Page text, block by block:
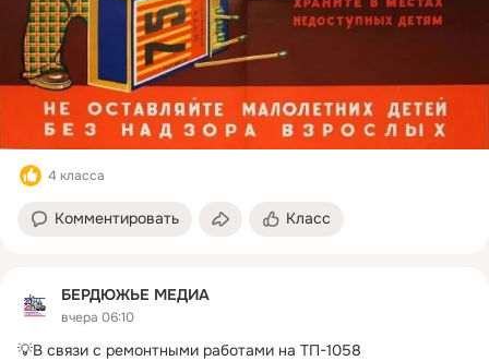
4 класса
Комментировать Класс
БЕРДЮЖЬЕ МЕДИА
вчера 06:10
💡В связи с ремонтными работами на ТП-1058